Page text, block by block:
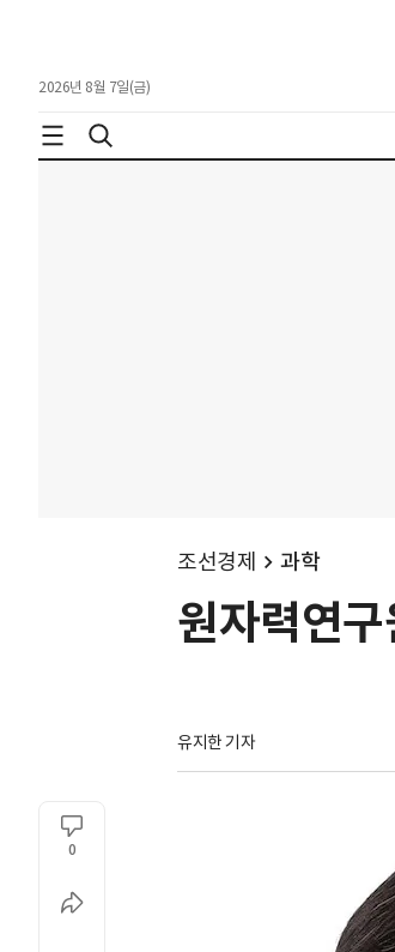
2026년 8월 7일(금)
조선경제 과학
원자력연
유지한 기자
0